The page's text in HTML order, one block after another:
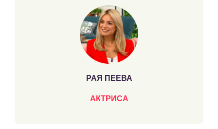
РАЯ ПЕЕВА
АКТРИСА